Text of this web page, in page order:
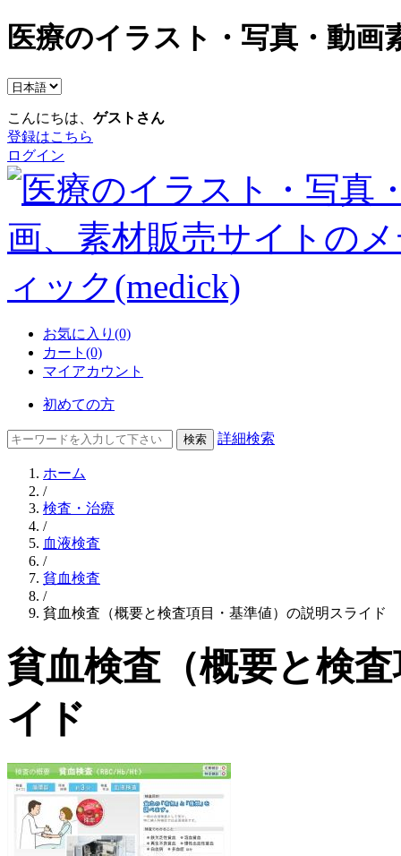
医療のイラスト・写真・動画
こんにちは、 ゲストさん
登録はこちら
ログイン
お気に入り(0)
カート(0)
マイアカウント
初めての方
詳細検索
ホーム
/
検査・治療
/
血液検査
/
貧血検査
/
貧血検査（概要と検査項目・基準値）の説明スライド
貧血検査（概要と検
イド